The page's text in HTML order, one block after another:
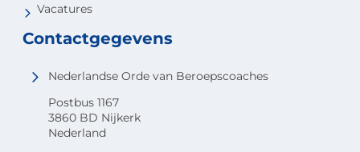
Vacatures
Contactgegevens
Nederlandse Orde van Beroepscoaches
Postbus 1167
3860 BD Nijkerk
Nederland